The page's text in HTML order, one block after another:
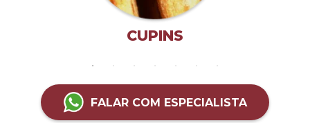
CUPINS
FALAR COM ESPECIALISTA